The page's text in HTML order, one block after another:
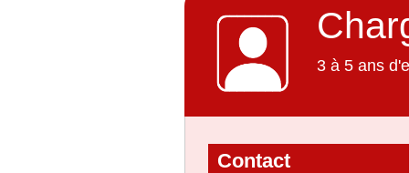
3 à 5 ans
Contact